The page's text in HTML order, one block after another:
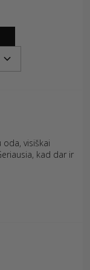
oda, visiškai
kad dar ir